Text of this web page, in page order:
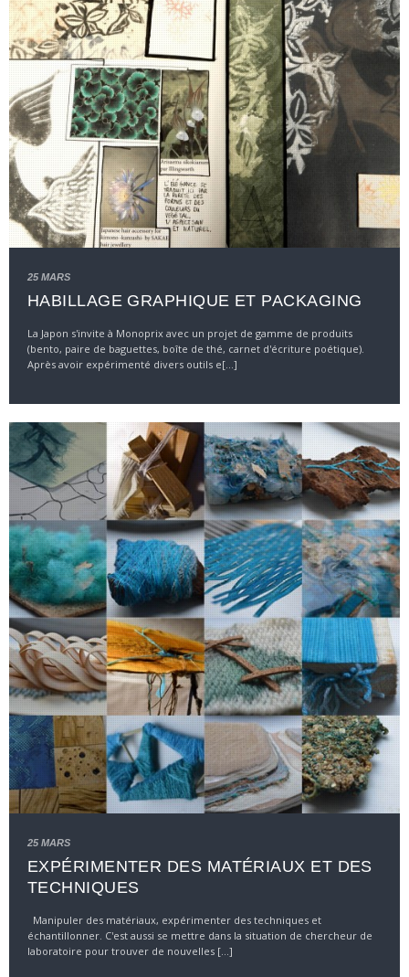
25 MARS
HABILLAGE GRAPHIQUE ET PACKAGING
La Japon s'invite à Monoprix avec un projet de gamme de produits
(bento, paire de baguettes, boîte de thé, carnet d'écriture poétique).
Après avoir expérimenté divers outils e[...]
25 MARS
EXPÉRIMENTER DES MATÉRIAUX ET DES
TECHNIQUES
Manipuler des matériaux, expérimenter des techniques et
échantillonner. C'est aussi se mettre dans la situation de chercheur de
laboratoire pour trouver de nouvelles [...]